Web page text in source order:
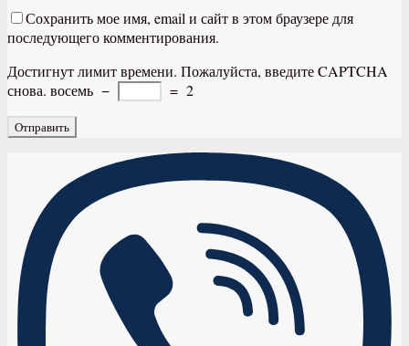
Сохранить мое имя, email и сайт в этом браузере для
последующего комментирования.
Достигнут лимит времени. Пожалуйста, введите CAPTCHA
снова. восемь − = 2